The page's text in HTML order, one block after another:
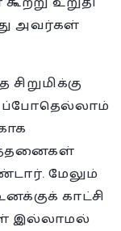
அவர்கள்
மேலும்
காட்சி
இல்லாமல்